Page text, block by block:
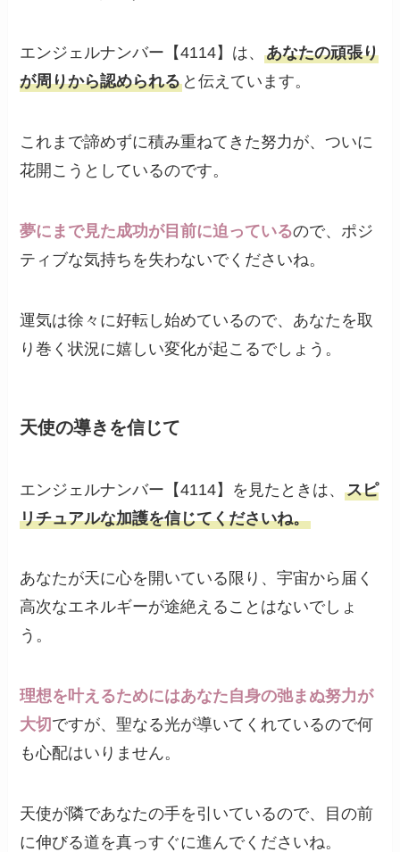
エンジェルナンバー【4114】は、あなたの頑張り
が周りから認められる と伝えています。
これまで諦めずに積み重ねてきた努力が、ついに
花開こうとしているのです。
夢にまで見た成功が目前に迫っているので、ポジ
ティブな気持ちを失わないでくださいね。
運気は徐々に好転し始めているので、あなたを取
り巻く状況に嬉しい変化が起こるでしょう。
天使の導きを信じて
エンジェルナンバー【4114】を見たときは、スピ
リチュアルな加護を信じてくださいね。
あなたが天に心を開いている限り、宇宙から届く
高次なエネルギーが途絶えることはないでしょ
う。
理想を叶えるためにはあなた自身の弛まぬ努力が
大切 ですが、聖なる光が導いてくれているので何
も心配はいりません。
天使が隣であなたの手を引いているので、目の前
に伸びる道を真っすぐに進んでくださいね。